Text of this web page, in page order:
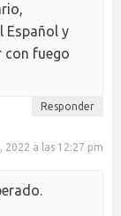
Español y
con fuego
Responder
2022 a las 12:27 pm